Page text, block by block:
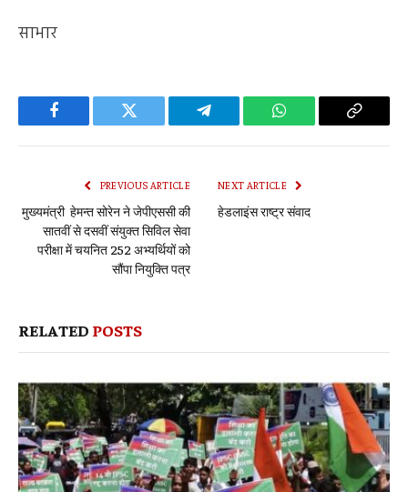
साभार
Facebook Twitter Telegram WhatsApp Copy
PREVIOUS ARTICLE
मुख्यमंत्री हेमन्त सोरेन ने जेपीएससी की
सातवीं से दसवीं संयुक्त सिविल सेवा
परीक्षा में चयनित 252 अभ्यर्थियों को
सौंपा नियुक्ति पत्र
NEXT ARTICLE
हेडलाइंस राष्ट्र संवाद
RELATED POSTS